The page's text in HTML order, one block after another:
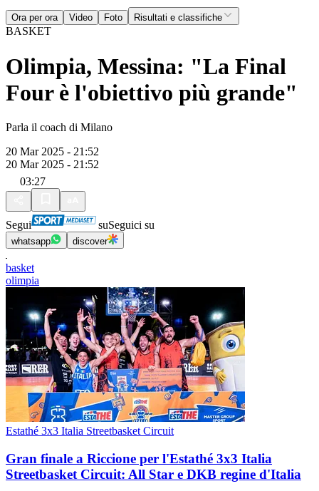
Ora per ora Video Foto Risultati e classifiche
BASKET
Olimpia, Messina: "La Final
Four è l'obiettivo più grande"
Parla il coach di Milano
20 Mar 2025 - 21:52
20 Mar 2025 - 21:52
03:27
Segui suSeguici su
whatsapp discover
basket
olimpia
Estathé 3x3 Italia Streetbasket Circuit
Gran finale a Riccione per l'Estathé 3x3 Italia
Streetbasket Circuit: All Star e DKB regine d'Italia